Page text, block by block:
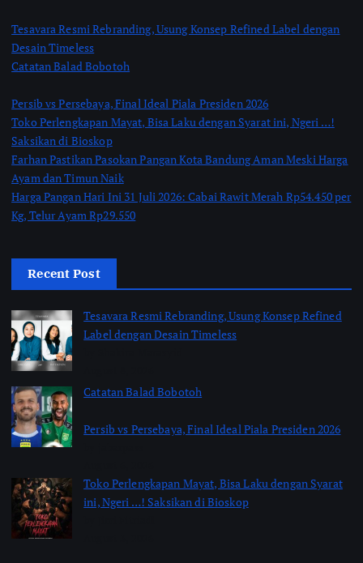
Tesavara Resmi Rebranding, Usung Konsep Refined Label dengan
Desain Timeless
Catatan Balad Bobotoh
Persib vs Persebaya, Final Ideal Piala Presiden 2026
Toko Perlengkapan Mayat, Bisa Laku dengan Syarat ini, Ngeri …!
Saksikan di Bioskop
Farhan Pastikan Pasokan Pangan Kota Bandung Aman Meski Harga
Ayam dan Timun Naik
Harga Pangan Hari Ini 31 Juli 2026: Cabai Rawit Merah Rp54.450 per
Kg, Telur Ayam Rp29.550
Recent Post
Tesavara Resmi Rebranding, Usung Konsep Refined
Label dengan Desain Timeless
Catatan Balad Bobotoh
Persib vs Persebaya, Final Ideal Piala Presiden 2026
Toko Perlengkapan Mayat, Bisa Laku dengan Syarat
ini, Ngeri …! Saksikan di Bioskop